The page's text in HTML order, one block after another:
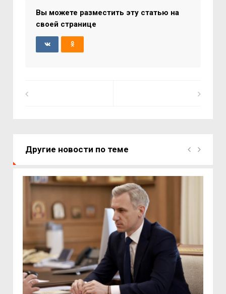
Вы можете разместить эту статью на
своей странице
Другие новости по теме